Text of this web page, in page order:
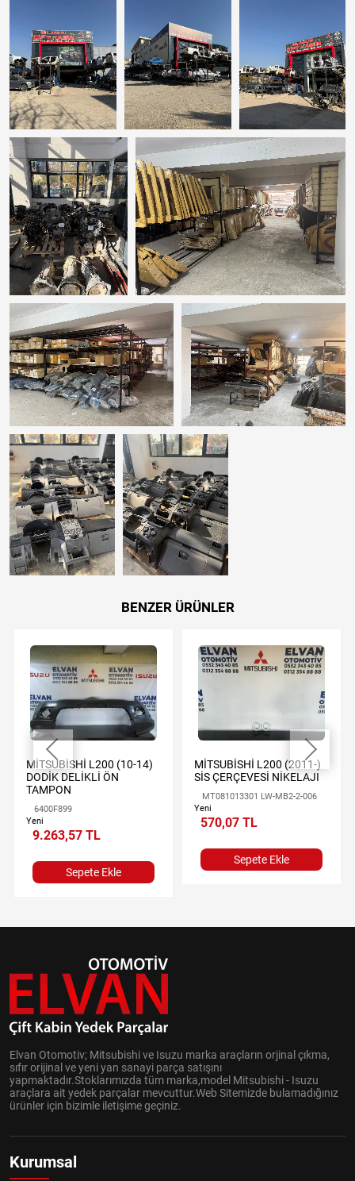
BENZER ÜRÜNLER
MİTSUBİSHİ L200 (10-14)
DODİK DELİKLİ ÖN
TAMPON
6400F899
Yeni
9.263,57 TL
Sepete Ekle
MİTSUBİSHİ L200 (2011-)
SİS ÇERÇEVESİ NİKELAJI
MT081013301 LW-MB2-2-006
Yeni
570,07 TL
Sepete Ekle
Elvan Otomotiv; Mitsubishi ve Isuzu marka araçların orjinal çıkma,
sıfır orijinal ve yeni yan sanayi parça satışını
yapmaktadır.Stoklarımızda tüm marka,model Mitsubishi - Isuzu
araçlara ait yedek parçalar mevcuttur.Web Sitemizde bulamadığınız
ürünler için bizimle iletişime geçiniz.
Kurumsal